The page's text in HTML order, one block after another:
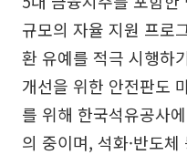
규모의 자율 지원 프로
환 유예를 적극 시행하
개선을 위한 안전판도
를 위해 한국석유공사
의 중이며, 석화·반도